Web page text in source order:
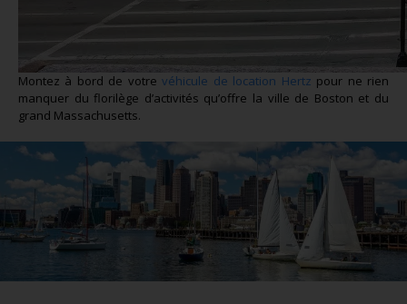
Montez à bord de votrevéhicule de location Hertz pour ne rien
manquer du florilège d’activités qu’offre la ville de Boston et du
grand Massachusetts.